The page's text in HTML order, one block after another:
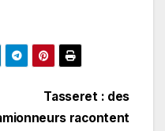
Tasseret : des
racontent